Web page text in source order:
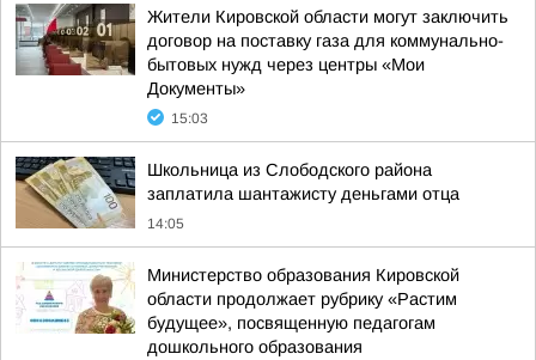
Жители Кировской области могут заключить
договор на поставку газа для коммунально-
бытовых нужд через центры «Мои
Документы»
15:03
Школьница из Слободского района
заплатила шантажисту деньгами отца
14:05
Министерство образования Кировской
области продолжает рубрику «Растим
будущее», посвященную педагогам
дошкольного образования